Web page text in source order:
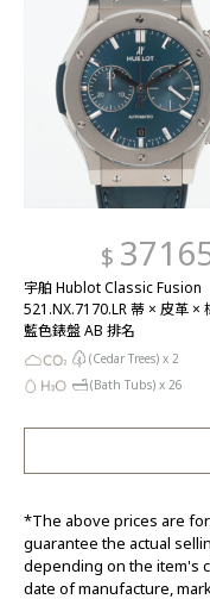
$
宇舶 Hublot Classic Fusion
521.NX.7170.LR 蒂 × 皮革 ×
藍色錶盤 AB 排名
(Cedar Trees) x 2
(Bath Tubs) x 26
*The above prices are
guarantee the actual
depending on the item's
date of manufacture,